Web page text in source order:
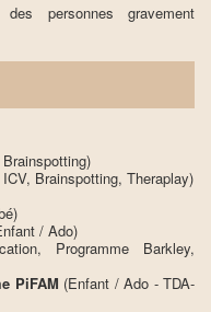
personnes gravement
Brainspotting, Theraplay)
/ Ado)
Programme Barkley,
PiFAM (Enfant / Ado - TDA-